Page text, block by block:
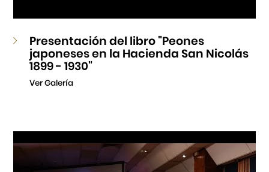
Presentación del libro "Peones
japoneses en la Hacienda San Nicolás
1899 - 1930"
Ver Galería